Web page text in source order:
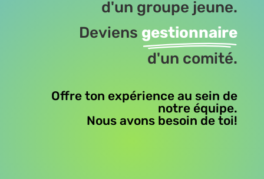
d'un groupe jeune.
Deviens gestionnaire
d'un comité.
Offre ton expérience au sein de
notre équipe.
Nous avons besoin de toi!